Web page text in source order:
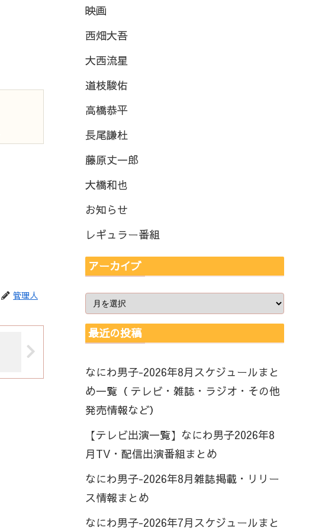
管理人
映画
西畑大吾
大西流星
道枝駿佑
高橋恭平
長尾謙杜
藤原丈一郎
大橋和也
お知らせ
レギュラー番組
アーカイブ
最近の投稿
なにわ男子-2026年8月スケジュールまと
め一覧（ テレビ・雑誌・ラジオ・その他
発売情報など）
【テレビ出演一覧】なにわ男子2026年8
月TV・配信出演番組まとめ
なにわ男子-2026年8月雑誌掲載・リリー
ス情報まとめ
なにわ男子-2026年7月スケジュールまと